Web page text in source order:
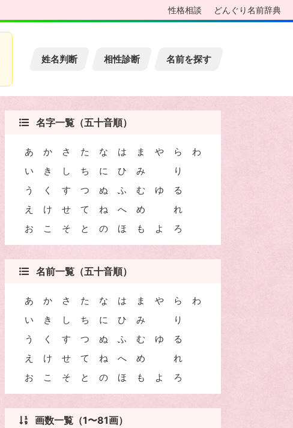
性格相談 どんぐり名前辞典
姓名判断 相性診断 名前を探す
名字一覧（五十音順）
あ か さ た な は ま や ら
わ
い
き し ち に ひ み
り
う
く す つ ぬ ふ む ゆ
る
え
け せ て ね へ め
れ
お
こ そ と の ほ も よ ろ
名前一覧（五十音順）
あ か さ た な は ま や ら
わ
い
き し ち に ひ み
り
う
く す つ ぬ ふ む ゆ
る
え
け せ て ね へ め
れ
お
こ そ と の ほ も よ ろ
画数一覧（1〜81画）